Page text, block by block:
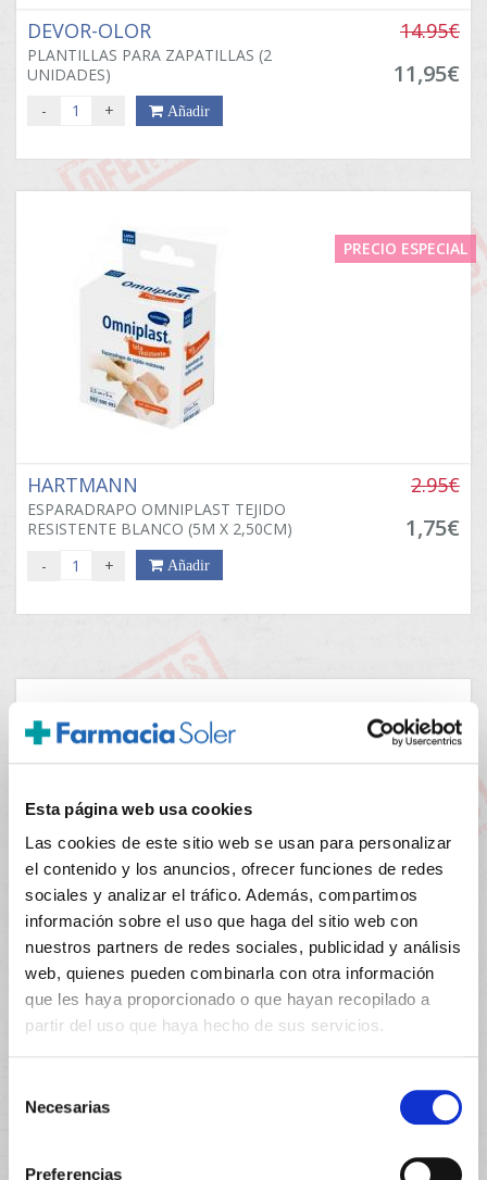
Esta página web usa cookies
Las cookies de este sitio web se usan para personalizar
el contenido y los anuncios, ofrecer funciones de redes
sociales y analizar el tráfico. Además, compartimos
información sobre el uso que haga del sitio web con
nuestros partners de redes sociales, publicidad y análisis
web, quienes pueden combinarla con otra información
que les haya proporcionado o que hayan recopilado a
partir del uso que haya hecho de sus servicios.
Necesarias
Preferencias
DEVOR-OLOR
PLANTILLAS PARA ZAPATILLAS (2
UNIDADES)
14.95€
11,95€
- + Añadir
PRECIO ESPECIAL
HARTMANN
ESPARADRAPO OMNIPLAST TEJIDO
RESISTENTE BLANCO (5M X 2,50CM)
2.95€
1,75€
- + Añadir
PRECIO ESPECIAL
HARTMANN
TERMOMETRO INFRARROJO OIDO Y
FRENTE VEROVAL BABY
39.95€
32,95€